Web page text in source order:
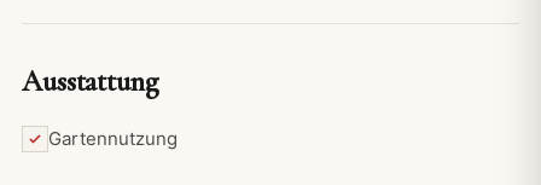
Ausstattung
Gartennutzung